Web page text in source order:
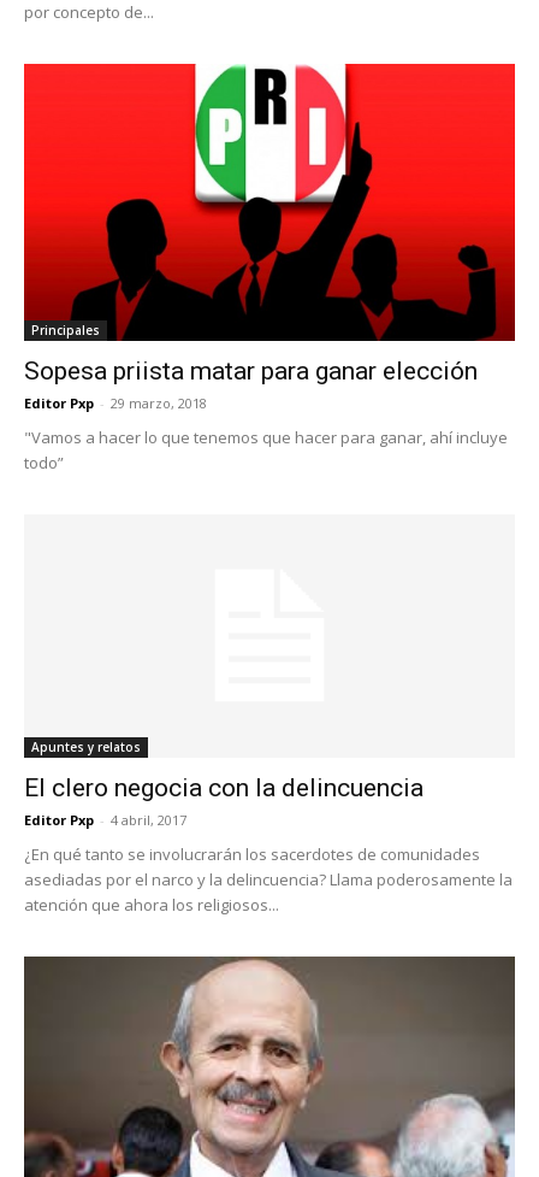
por concepto de...
Principales
Sopesa priista matar para ganar elección
Editor Pxp - 29 marzo, 2018
"Vamos a hacer lo que tenemos que hacer para ganar, ahí incluye
todo”
Apuntes y relatos
El clero negocia con la delincuencia
Editor Pxp - 4 abril, 2017
¿En qué tanto se involucrarán los sacerdotes de comunidades
asediadas por el narco y la delincuencia? Llama poderosamente la
atención que ahora los religiosos...